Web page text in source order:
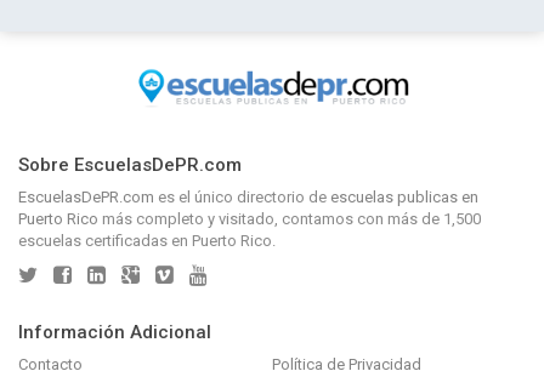
Sobre EscuelasDePR.com
EscuelasDePR.com es el único directorio de escuelas publicas en
Puerto Rico más completo y visitado, contamos con más de 1,500
escuelas certificadas en Puerto Rico.
Información Adicional
Contacto Política de Privacidad